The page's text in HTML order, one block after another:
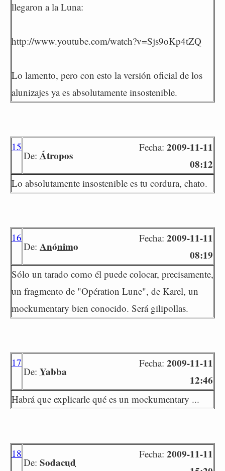
llegaron a la Luna:
http://www.youtube.com/watch?v=Sjs9oKp4tZQ
Lo lamento, pero con esto la versión oficial de los
alunizajes ya es absolutamente insostenible.
15
De: Átropos
Fecha: 2009-11-11
08:12
Lo absolutamente insostenible es tu cordura, chato.
16
De: Anónimo
Fecha: 2009-11-11
08:19
Sólo un tarado como él puede colocar, precisamente,
un fragmento de "Opération Lune", de Karel, un
mockumentary bien conocido. Será gilipollas.
17
De: Yabba
Fecha: 2009-11-11
12:46
Habrá que explicarle qué es un mockumentary ...
18
De: Sodacud
Fecha: 2009-11-11